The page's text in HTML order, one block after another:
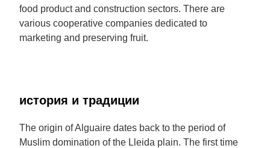
food product and construction sectors. There are
various cooperative companies dedicated to
marketing and preserving fruit.
история и традиции
The origin of Alguaire dates back to the period of
Muslim domination of the Lleida plain. The first time